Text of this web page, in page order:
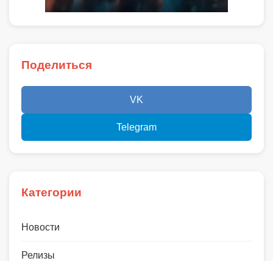
Поделиться
VK
Telegram
Категории
Новости
Релизы